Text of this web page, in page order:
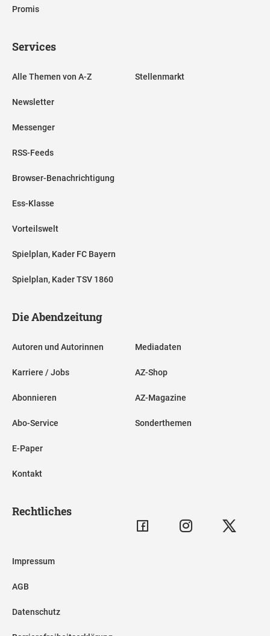
Promis
Services
Alle Themen von A-Z
Newsletter
Messenger
RSS-Feeds
Browser-Benachrichtigung
Ess-Klasse
Vorteilswelt
Spielplan, Kader FC Bayern
Spielplan, Kader TSV 1860
Stellenmarkt
Die Abendzeitung
Autoren und Autorinnen
Karriere / Jobs
Abonnieren
Abo-Service
E-Paper
Kontakt
Mediadaten
AZ-Shop
AZ-Magazine
Sonderthemen
Rechtliches
Impressum
AGB
Datenschutz